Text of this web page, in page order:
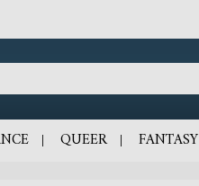
QUEER FANTASY